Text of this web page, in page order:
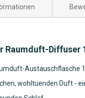
Raumduft-Diffuser
Austauschflasche
wohltuenden Duft -